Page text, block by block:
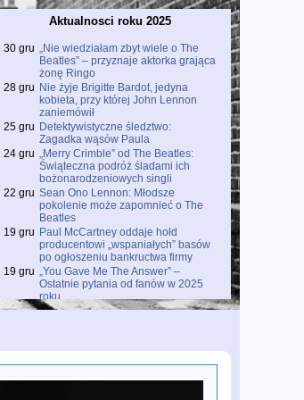
Aktualnosci roku 2025
30 gru „Nie wiedziałam zbyt wiele o The
Beatles” – przyznaje aktorka grająca
żonę Ringo
28 gru Nie żyje Brigitte Bardot, jedyna
kobieta, przy której John Lennon
zaniemówił
25 gru Detektywistyczne śledztwo:
Zagadka wąsów Paula
24 gru „Merry Crimble” od The Beatles:
Świąteczna podróż śladami ich
bożonarodzeniowych singli
22 gru Sean Ono Lennon: Młodsze
pokolenie może zapomnieć o The
Beatles
19 gru Paul McCartney oddaje hołd
producentowi „wspaniałych” basów
po ogłoszeniu bankructwa firmy
19 gru „You Gave Me The Answer” –
Ostatnie pytania od fanów w 2025
roku
18 gru Prawdziwe święto dla fanów The
18 gru Premiera filmu o kulisach „Free As A
Bird”